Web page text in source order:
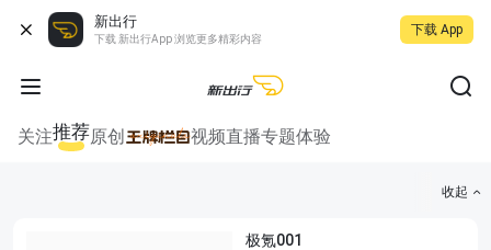
新出行
下载 新出行App 浏览更多精彩内容
下载 App
关注推荐原创 视频直播专题体验
收起
极氪001